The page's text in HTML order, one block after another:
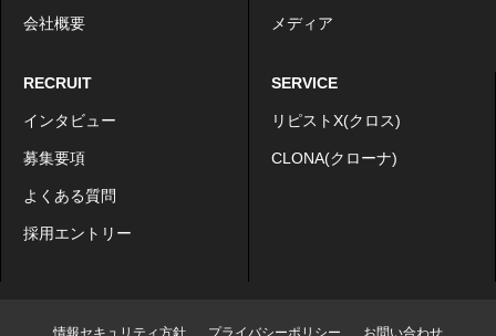
会社概要 メディア
RECRUIT
インタビュー
募集要項
よくある質問
採用エントリー
SERVICE
リピストX(クロス)
CLONA(クローナ)
情報セキュリティ方針 プライバシーポリシー お問い合わせ